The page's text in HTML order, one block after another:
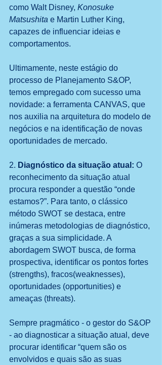
como Walt Disney, Konosuke
Matsushita e Martin Luther King,
capazes de influenciar ideias e
comportamentos.
Ultimamente, neste estágio do
processo de Planejamento S&OP,
temos empregado com sucesso uma
novidade: a ferramenta CANVAS, que
nos auxilia na arquitetura do modelo de
negócios e na identificação de novas
oportunidades de mercado.
2. Diagnóstico da situação atual: O
reconhecimento da situação atual
procura responder a questão “onde
estamos?”. Para tanto, o clássico
método SWOT se destaca, entre
inúmeras metodologias de diagnóstico,
graças a sua simplicidade. A
abordagem SWOT busca, de forma
prospectiva, identificar os pontos fortes
(strengths), fracos(weaknesses),
oportunidades (opportunities) e
ameaças (threats).
Sempre pragmático - o gestor do S&OP
- ao diagnosticar a situação atual, deve
procurar identificar “quem são os
envolvidos e quais são as suas